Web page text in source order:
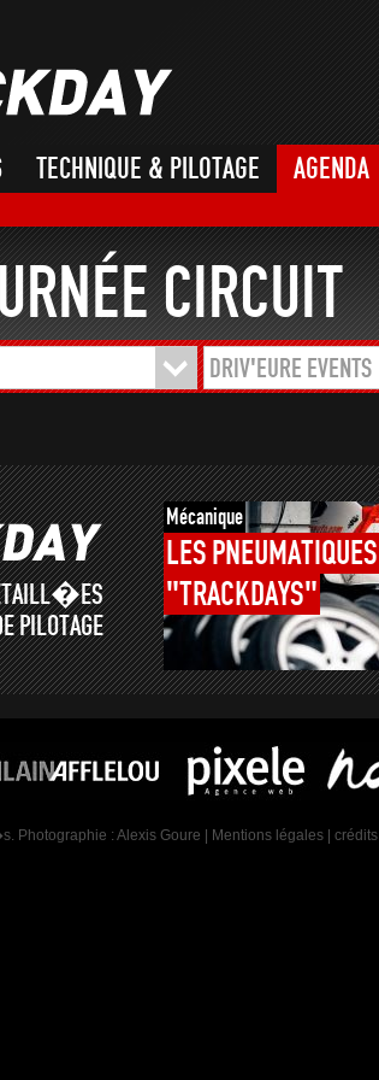
TECHNIQUE & PILOTAGE AGENDA
CIRCUIT
DRIV'EURE EVENTS
PILOTAGE
Mécanique
LES PNEUMATIQUES
"TRACKDAYS"
Photographie : Alexis Goure Mentions légales crédits